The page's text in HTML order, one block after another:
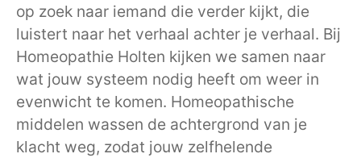
op zoek naar iemand die verder kijkt, die
luistert naar het verhaal achter je verhaal. Bij
Homeopathie Holten kijken we samen naar
wat jouw systeem nodig heeft om weer in
evenwicht te komen. Homeopathische
middelen wassen de achtergrond van je
klacht weg, zodat jouw zelfhelende